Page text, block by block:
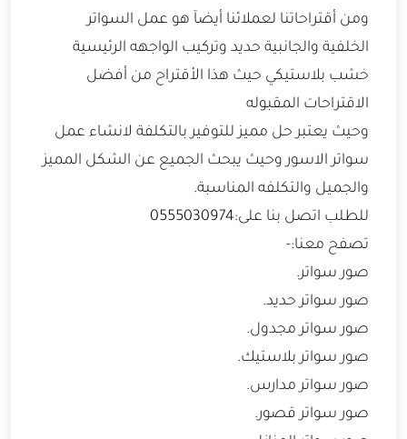
ومن أقتراحاتنا لعملائنا أيضآ هو عمل السواتر
الخلفية والجانبية حديد وتركيب الواجهه الرئيسية
خشب بلاستيكي حيث هذا الأقتراح من أفضل
الاقتراحات المقبوله
وحيث يعتبر حل مميز للتوفير بالتكلفة لانشاء عمل
سواتر الاسور وحيث يبحث الجميع عن الشكل المميز
والجميل والتكلفه المناسبة.
للطلب اتصل بنا على:0555030974
تصفح معنا:-
صور سواتر.
صور سواتر حديد.
صور سواتر مجدول.
صور سواتر بلاستيك.
صور سواتر مدارس.
صور سواتر قصور.